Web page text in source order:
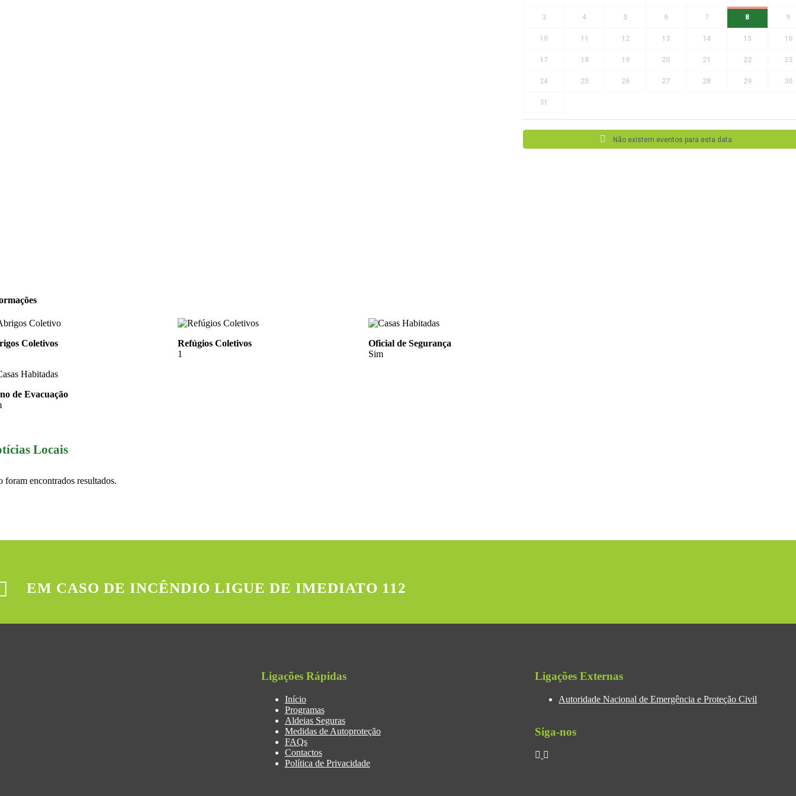
Coletivos
Refúgios Coletivos
1
Oficial de Segurança
Sim
de Evacuação
Locais
foram encontrados resultados.
3 4 5 6 7 8 9
10 11 12 13 14 15 16
17 18 19 20 21 22 23
24 25 26 27 28 29 30
31
Não existem eventos para esta data
EM CASO DE INCÊNDIO LIGUE DE IMEDIATO 112
Ligações Rápidas
Início
Programas
Aldeias Seguras
Medidas de Autoproteção
FAQs
Contactos
Política de Privacidade
Ligações Externas
Autoridade Nacional de Emergência e Proteção Civil
Siga-nos